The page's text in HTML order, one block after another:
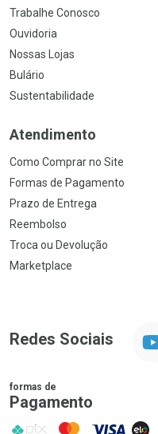
Trabalhe Conosco
Ouvidoria
Nossas Lojas
Bulário
Sustentabilidade
Atendimento
Como Comprar no Site
Formas de Pagamento
Prazo de Entrega
Reembolso
Troca ou Devolução
Marketplace
Redes Sociais
formas de
Pagamento
PIX MasterCard
VISA ELO